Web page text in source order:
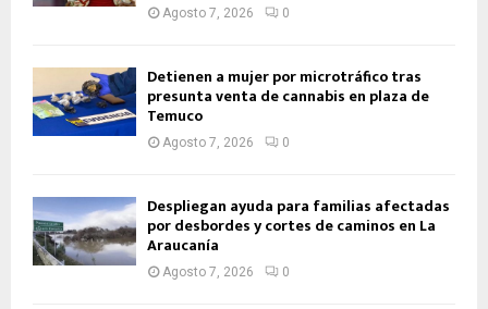
Agosto 7, 2026 0
Detienen a mujer por microtráfico tras
presunta venta de cannabis en plaza de
Temuco
Agosto 7, 2026 0
Despliegan ayuda para familias afectadas
por desbordes y cortes de caminos en La
Araucanía
Agosto 7, 2026 0